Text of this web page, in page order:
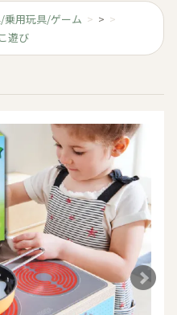
用玩具/ゲーム
>
遊び